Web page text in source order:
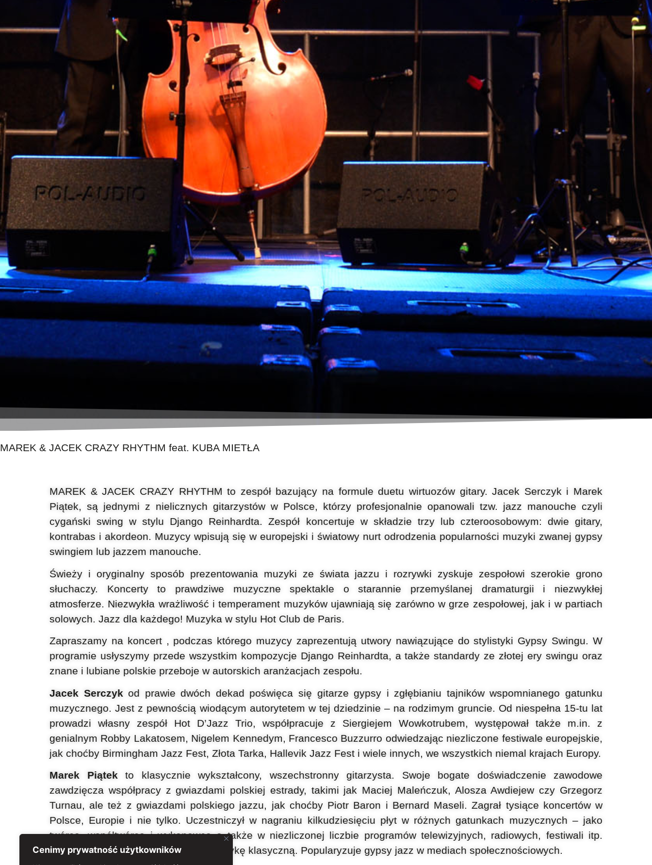
Cenimy prywatność użytkowników
MAREK & JACEK CRAZY RHYTHM feat. KUBA MIETŁA
MAREK & JACEK CRAZY RHYTHM to zespół bazujący na formuleduetu wirtuozów gitary. Jacek Serczyk i Marek
Piątek, są jednymi z nielicznych gitarzystów w Polsce, którzy profesjonalnie opanowali tzw. jazz manouche czyli
cygański swing w stylu Django Reinhardta.Zespół koncertuje w składzie trzy lub czteroosobowym: dwie gitary,
kontrabas i akordeon. Muzycy wpisują się w europejski i światowy nurt odrodzenia popularności muzyki zwanej gypsy
swingiem lub jazzem manouche.
Świeży i oryginalny sposób prezentowania muzyki ze świata jazzu i rozrywkizyskuje zespołowi szerokie grono
słuchaczy. Koncerty to prawdziwe muzycznespektakle o starannie przemyślanej dramaturgii i niezwykłej
atmosferze. Niezwykła wrażliwość i temperament muzyków ujawniają się zarówno w grze zespołowej, jak i w partiach
solowych. Jazz dla każdego! Muzyka w stylu Hot Club de Paris.
Zapraszamy na koncert , podczas którego muzycy zaprezentują utwory nawiązujące do stylistyki Gypsy Swingu. W
programie usłyszymy przede wszystkim kompozycje Django Reinhardta, a także standardy ze złotej eryswingu oraz
znane i lubiane polskie przeboje w autorskich aranżacjach zespołu.
Jacek Serczykod prawie dwóch dekad poświęca się gitarze gypsy i zgłębianiu tajnikówwspomnianego gatunku
muzycznego. Jest z pewnością wiodącym autorytetem w tej dziedzinie – na rodzimym gruncie. Od niespełna 15-tu lat
prowadzi własny zespół Hot D’Jazz Trio, współpracuje z Siergiejem Wowkotrubem, występował także m.in. z
genialnym Robby Lakatosem, Nigelem Kennedym, Francesco Buzzurro odwiedzając niezliczone festiwale europejskie,
jak choćby Birmingham Jazz Fest, Złota Tarka, Hallevik Jazz Fest i wiele innych, we wszystkich niemal krajach Europy.
Marek Piątekto klasycznie wykształcony, wszechstronny gitarzysta. Swoje bogate doświadczenie zawodowe
zawdzięcza współpracy zgwiazdami polskiej estrady, takimi jak Maciej Maleńczuk, Alosza Awdiejew czy Grzegorz
Turnau,ale też z gwiazdami polskiego jazzu, jak choćby Piotr Baron i Bernard Maseli. Zagrał tysiące koncertów w
Polsce, Europie i nie tylko. Uczestniczył w nagraniu kilkudziesięciu płyt w różnych gatunkach muzycznych – jako
twórca,współtwórca i wykonawca a także w niezliczonej liczbie programów telewizyjnych, radiowych, festiwali itp.
Uprawia jazz, bossa novę, tango i muzykę klasyczną. Popularyzuje gypsy jazz w mediach społecznościowych.